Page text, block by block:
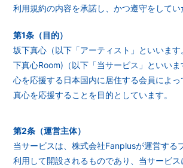
利用規約の内容を承諾し、かつ遵守をしてい
第1条（目的）
坂下真心（以下「アーティスト」といいま
下真心Room)（以下「当サービス」といい
心を応援する日本国内に居住する会員によ
真心を応援することを目的としています。
第2条（運営主体）
当サービスは、株式会社Fanplusが運営する
利用して開設されるものであり、当サービ